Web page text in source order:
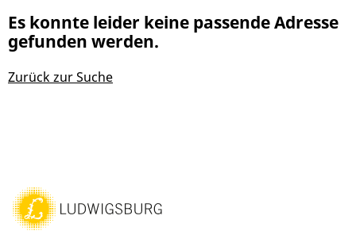
Es konnte leider keine passende Adresse
gefunden werden.
Zurück zur Suche